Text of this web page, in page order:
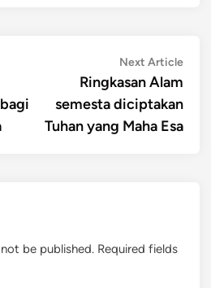
Next ArticleNext
Ringkasan Alam
semesta diciptakan
Tuhan yang Maha Esa
be published. Required fields